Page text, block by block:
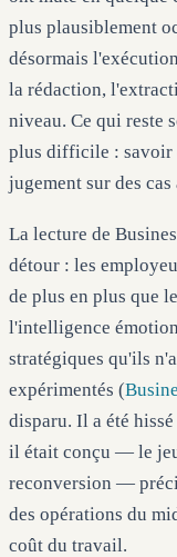
plus plausiblement
désormais
la rédaction,
niveau. Ce qui reste
plus difficile : savoir
jugement sur des
La lecture de
détour : les
de plus en plus que
l'intelligence
stratégiques qu'ils
expérimentés (
disparu. Il a été
il était conçu — le
reconversion —
des opérations du
coût du travail.